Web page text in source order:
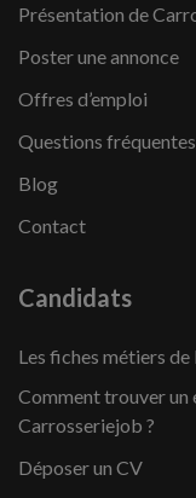
Présentation de
Poster une annonce
Offres d’emploi
Questions fréquentes
Blog
Contact
Candidats
Les fiches métiers
Comment trouver un
Carrosseriejob ?
Déposer un CV